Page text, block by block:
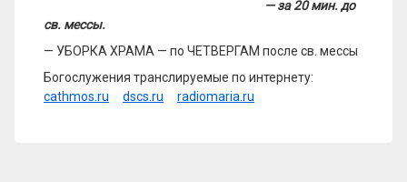
— за 20 мин. до
св. мессы.
— УБОРКА ХРАМА — по ЧЕТВЕРГАМ после св. мессы
Богослужения транслируемые по интернету:
cathmos.ru
dscs.ru radiomaria.ru